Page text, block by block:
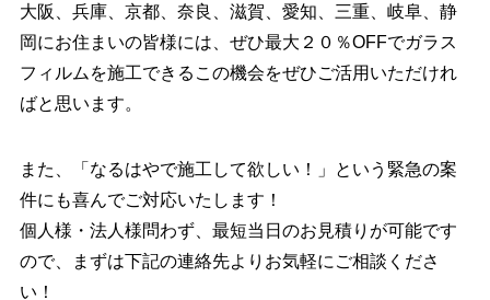
大阪、兵庫、京都、奈良、滋賀、愛知、三重、岐阜、静
岡にお住まいの皆様には、ぜひ最大２０％OFFでガラス
フィルムを施工できるこの機会をぜひご活用いただけれ
ばと思います。
また、「なるはやで施工して欲しい！」という緊急の案
件にも喜んでご対応いたします！
個人様・法人様問わず、最短当日のお見積りが可能です
ので、まずは下記の連絡先よりお気軽にご相談くださ
い！